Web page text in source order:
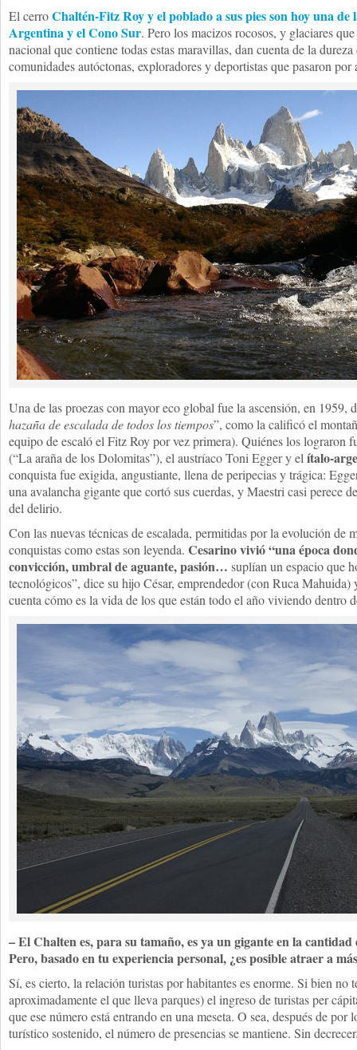
El cerroChaltén-Fitz Roy y el poblado a sus pies son hoy una de
Argentina y el Cono Sur. Pero los macizos rocosos, y glaciares
nacional que contiene todas estas maravillas, dan cuenta de la
comunidades autóctonas, exploradores y deportistas que pasaron por
Una de las proezas con mayor eco global fue la ascensión, en 1959,
hazaña de escalada de todos los tiempos”, como la calificó el
equipo de escaló el Fitz Roy por vez primera). Quiénes los lograron
(“La araña de los Dolomitas”), el austríaco Toni Egger y el ítalo-
conquista fue exigida, angustiante, llena de peripecias y trágica:
una avalancha gigante que cortó sus cuerdas, y Maestri casi perece
del delirio.
Con las nuevas técnicas de escalada, permitidas por la evolución de
conquistas como estas son leyenda. Cesarino vivió “una época
convicción, umbral de aguante, pasión… suplían un espacio que
tecnológicos”, dice su hijo César, emprendedor (con Ruca
cuenta cómo es la vida de los que están todo el año viviendo dentro
– El Chalten es, para su tamaño, es ya un gigante en la
Pero, basado en tu experiencia personal, ¿es posible atraer a
Sí, es cierto, la relación turistas por habitantes es enorme. Si bien no
aproximadamente el que lleva parques) el ingreso de turistas per
que ese número está entrando en una meseta. O sea, después de
turístico sostenido, el número de presencias se mantiene. Sin